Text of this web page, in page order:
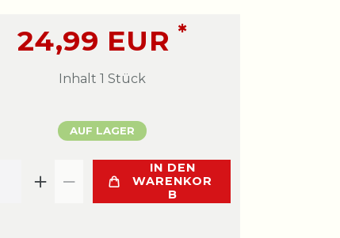
24,99 EUR *
Inhalt 1 Stück
AUF LAGER
IN DEN
WARENKOR
B